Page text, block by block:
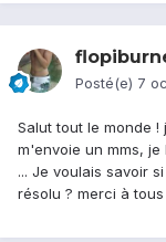
Posté(e) 7
Salut tout le monde
m'envoie un mms, je
... Je voulais savoir
résolu ? merci à tous